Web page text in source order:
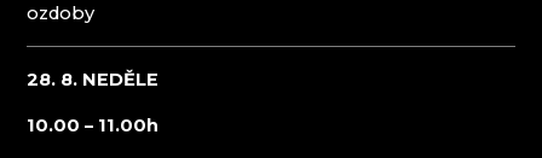
ozdoby
28. 8. NEDĚLE
10.00 – 11.00h